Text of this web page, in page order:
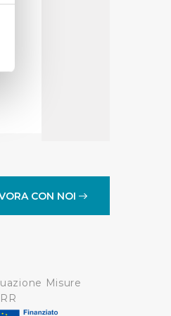
CON NOI
Misure